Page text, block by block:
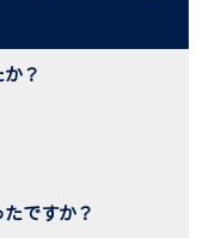
？
ですか？